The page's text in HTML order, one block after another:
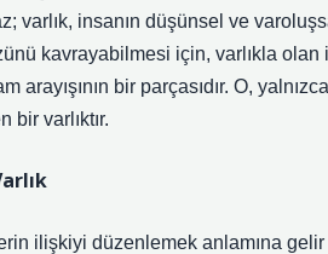
varlık, insanın düşünsel ve
kavrayabilmesi için, varlıkla
arayışının bir parçasıdır. O,
bir varlıktır.
ilişkiyi düzenlemek anlamına